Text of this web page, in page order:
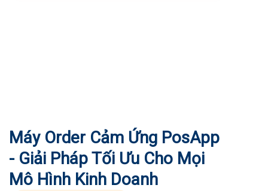
Máy Order Cảm Ứng PosApp
- Giải Pháp Tối Ưu Cho Mọi
Mô Hình Kinh Doanh